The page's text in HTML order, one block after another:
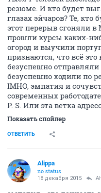
Всем успехов в
любимую работуууу
ОТВЕТИТЬ
Lizzia
member
17 декабря 2015
Прям все время на
можно что-то
себя "продаем". И чем
собеседовании, тем
возьмут, да и еще зп
Alippa
no status